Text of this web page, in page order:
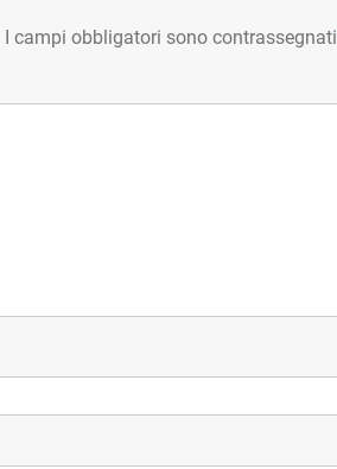
I campi obbligatori sono contrassegnati